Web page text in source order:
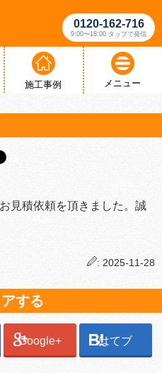
0120-162-716
9:00〜18:00 タップで発信
施工事例 メニュー
見積依頼を頂きました。誠
: 2025-11-28
する
Google+ はてブ